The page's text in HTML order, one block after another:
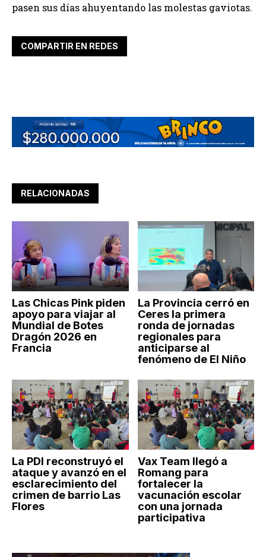
pasen sus días ahuyentando las molestas gaviotas.
COMPARTIR EN REDES
RELACIONADAS
Las Chicas Pink piden
apoyo para viajar al
Mundial de Botes
Dragón 2026 en
Francia
La Provincia cerró en
Ceres la primera
ronda de jornadas
regionales para
anticiparse al
fenómeno de El Niño
La PDI reconstruyó el
ataque y avanzó en el
esclarecimiento del
crimen de barrio Las
Flores
Vax Team llegó a
Romang para
fortalecer la
vacunación escolar
con una jornada
participativa